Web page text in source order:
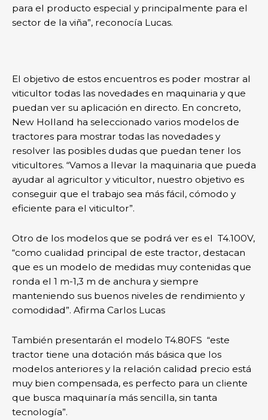
para el producto especial y principalmente para el
sector de la viña”, reconocía Lucas.
El objetivo de estos encuentros es poder mostrar al
viticultor todas las novedades en maquinaria y que
puedan ver su aplicación en directo. En concreto,
New Holland ha seleccionado varios modelos de
tractores para mostrar todas las novedades y
resolver las posibles dudas que puedan tener los
viticultores. “Vamos a llevar la maquinaria que pueda
ayudar al agricultor y viticultor, nuestro objetivo es
conseguir que el trabajo sea más fácil, cómodo y
eficiente para el viticultor”.
Otro de los modelos que se podrá ver es el T4.100V,
“como cualidad principal de este tractor, destacan
que es un modelo de medidas muy contenidas que
ronda el 1 m-1,3 m de anchura y siempre
manteniendo sus buenos niveles de rendimiento y
comodidad”. Afirma Carlos Lucas
También presentarán el modelo T4.80FS “este
tractor tiene una dotación más básica que los
modelos anteriores y la relación calidad precio está
muy bien compensada, es perfecto para un cliente
que busca maquinaría más sencilla, sin tanta
tecnología”.